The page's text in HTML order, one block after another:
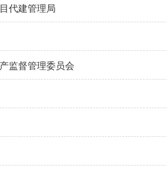
代建管理局
监督管理委员会